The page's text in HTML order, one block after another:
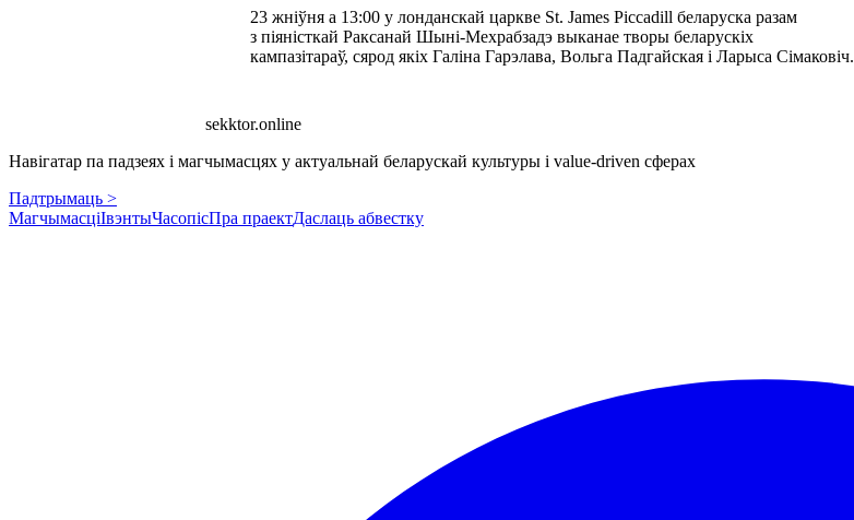
23 жніўня а 13:00 у лонданскай царкве St. James Piccadill беларуска разам
з піяністкай Раксанай Шыні-Мехрабзадэ выканае творы беларускіх
кампазітараў, сярод якіх Галіна Гарэлава, Вольга Падгайская і Ларыса Сімаковіч.
sekktor.online
Навігатар па падзеях і магчымасцях у актуальнай беларускай культуры і value-driven сферах
Падтрымаць >
МагчымасціІвэнтыЧасопісПра праектДаслаць абвестку